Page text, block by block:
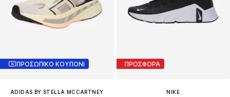
ΠΡΟΣΩΠΙΚΟ ΚΟΥΠΟΝΙ
ADIDAS BY STELLA MCCARTNEY
ΠΡΟΣΦΟΡΑ
NIKE